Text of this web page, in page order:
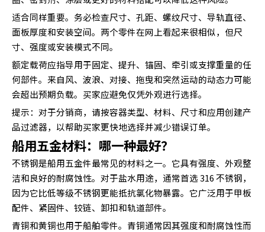
适合同样重要。务必检查尺寸、孔距、螺纹尺寸、导轨直径、
面板厚度和安装空间。两个零件在网上看起来很相似，但尺
寸、强度或安装模式不同。
额定载荷应指导用于固定、提升、锚固、牵引或支撑重量的任
何部件。来自风、波浪、对接、拖曳和突然运动的动态力可能
会超出预期负载。买家应避免仅凭外观进行选择。
提示：对于分销商，请按容器类型、材料、尺寸和应用创建产
品过滤器，以帮助买家更快地选择并减少错误订单。
船用五金材料：哪一种最好？
不锈钢是船用五金件最常见的材料之一。它具有强度、外观整
洁和良好的耐腐蚀性。对于盐水用途，通常首选 316 不锈钢，
因为它比低等级不锈钢更能抵抗氯化物暴露。它广泛用于甲板
配件、紧固件、铰链、卸扣和轨道部件。
青铜和黄铜也用于船舶零件。青铜通常因其强度和耐腐蚀性而